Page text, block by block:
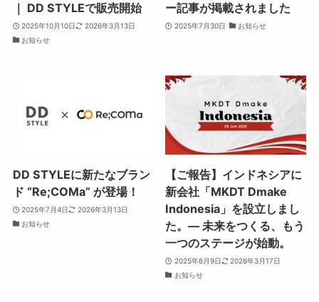
｜ DD STYLEで販売開始
2025年10月10日
2026年3月13日
お知らせ
ー記事が掲載されました
2025年7月30日 お知らせ
DD STYLEに新たなブラン
ド “Re;COMa” が登場！
2025年7月4日
2026年3月13日
お知らせ
【ご報告】インドネシアに
新会社「MKDT Dmake
Indonesia」を設立しまし
た。― 未来をつくる、もう
一つのステージが始動。
2025年6月9日
2026年3月17日
お知らせ